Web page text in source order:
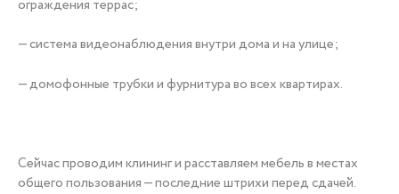
ограждения террас;
— система видеонаблюдения внутри дома и на улице;
— домофонные трубки и фурнитура во всех квартирах.
Сейчас проводим клининг и расставляем мебель в местах
общего пользования — последние штрихи перед сдачей.